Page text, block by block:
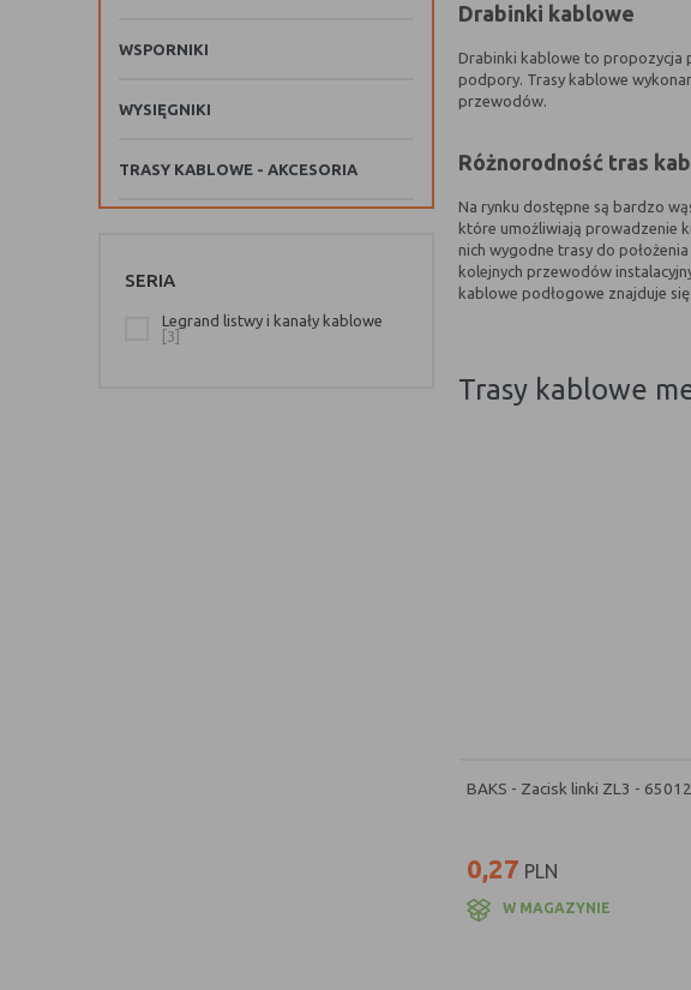
WSPORNIKI
WYSIĘGNIKI
TRASY KABLOWE - AKCESORIA
SERIA
Legrand listwy i kanały kablowe
[3]
Drabinki kablowe
Drabinki kablowe to propozycja
podpory. Trasy kablowe
przewodów.
Różnorodność tras
Na rynku dostępne są bardzo
które umożliwiają prowadzenie
nich wygodne trasy do
kolejnych przewodów
kablowe podłogowe znajduje
trasy kablowe
BAKS - Zacisk linki ZL3 -
0,27 PLN
W MAGAZYNIE